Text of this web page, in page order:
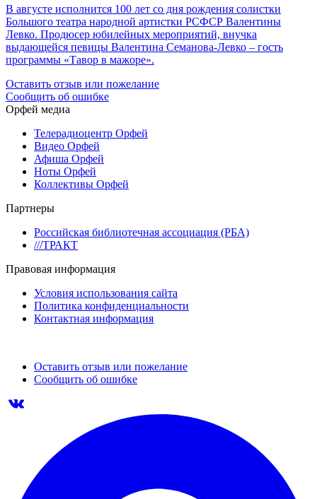
В августе исполнится 100 лет со дня рождения солистки
Большого театра народной артистки РСФСР Валентины
Левко. Продюсер юбилейных мероприятий, внучка
выдающейся певицы Валентина Семанова-Левко – гость
программы «Тавор в мажоре».
Оставить отзыв или пожелание
Сообщить об ошибке
Орфей медиа
Телерадиоцентр Орфей
Видео Орфей
Афиша Орфей
Ноты Орфей
Коллективы Орфей
Партнеры
Российская библиотечная ассоциация (РБА)
///ТРАКТ
Правовая информация
Условия использования сайта
Политика конфиденциальности
Контактная информация
Оставить отзыв или пожелание
Сообщить об ошибке